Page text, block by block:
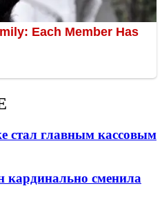
стал главным кассовым
кардинально сменила